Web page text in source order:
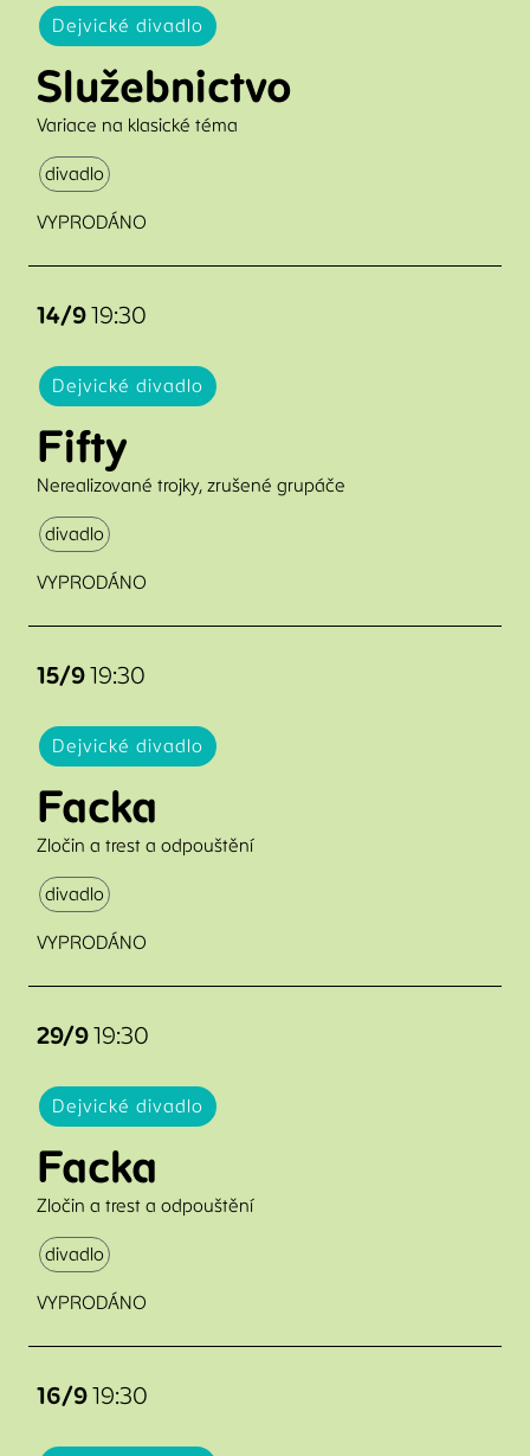
Dejvické divadlo
Služebnictvo
Variace na klasické téma
divadlo
VYPRODÁNO
14/919:30
Dejvické divadlo
Fifty
Nerealizované trojky, zrušené grupáče
divadlo
VYPRODÁNO
15/919:30
Dejvické divadlo
Facka
Zločin a trest a odpouštění
divadlo
VYPRODÁNO
29/919:30
Dejvické divadlo
Facka
Zločin a trest a odpouštění
divadlo
VYPRODÁNO
16/919:30